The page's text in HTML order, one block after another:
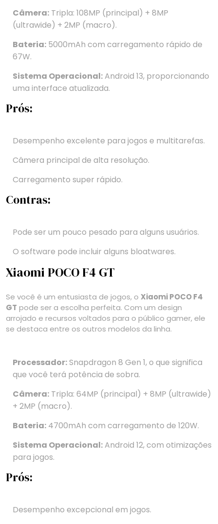
Câmera: Tripla: 108MP (principal) + 8MP
(ultrawide) + 2MP (macro).
Bateria: 5000mAh com carregamento rápido de
67W.
Sistema Operacional:Android 13, proporcionando
uma interface atualizada.
Prós:
Desempenho excelente para jogos e multitarefas.
Câmera principal de alta resolução.
Carregamento super rápido.
Contras:
Pode ser um pouco pesado para alguns usuários.
O software pode incluir alguns bloatwares.
Xiaomi POCO F4 GT
Se você é um entusiasta de jogos, o Xiaomi POCO F4
GT pode ser a escolha perfeita. Com um design
arrojado e recursos voltados para o público gamer, ele
se destaca entre os outros modelos da linha.
Processador:Snapdragon 8 Gen 1, o que significa
que você terá potência de sobra.
Câmera: Tripla: 64MP (principal) + 8MP (ultrawide)
+ 2MP (macro).
Bateria: 4700mAh com carregamento de 120W.
Sistema Operacional:Android 12, com otimizações
para jogos.
Prós:
Desempenho excepcional em jogos.